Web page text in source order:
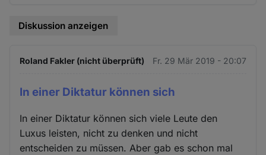
Diskussion anzeigen
Roland Fakler (nicht überprüft) Fr. 29 Mär 2019 - 20:07
In einer Diktatur können sich
In einer Diktatur können sich viele Leute den
Luxus leisten, nicht zu denken und nicht
entscheiden zu müssen. Aber gab es schon mal